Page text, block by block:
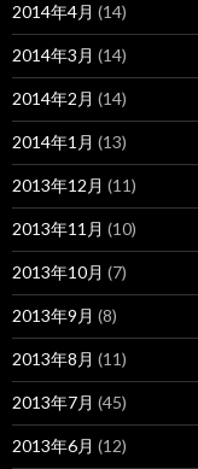
2014年4月 (14)
2014年3月 (14)
2014年2月 (14)
2014年1月 (13)
2013年12月 (11)
2013年11月 (10)
2013年10月 (7)
2013年9月 (8)
2013年8月 (11)
2013年7月 (45)
2013年6月 (12)